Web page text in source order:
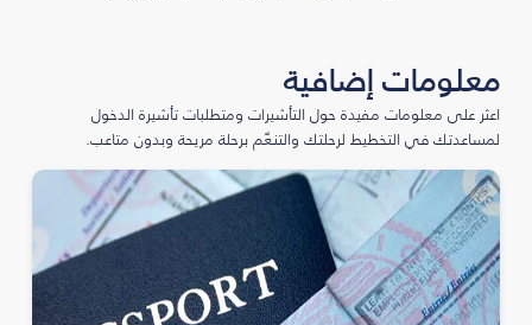
معلومات إضافية
اعثر على معلومات مفيدة حول التأشيرات ومتطلبات تأشيرة الدخول
لمساعدتك في التخطيط لرحلتك والتنعّم برحلة مريحة وبدون متاعب.